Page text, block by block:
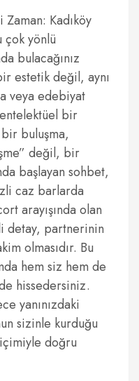
Kadıköy
yönlü
bulacağınız
estetik değil, aynı
veya edebiyat
bir
buluşma,
değil, bir
başlayan sohbet,
caz barlarda
arayışında olan
detay, partnerinin
olmasıdır. Bu
hem siz hem de
hissedersiniz.
yanınızdaki
sizinle kurduğu
doğru